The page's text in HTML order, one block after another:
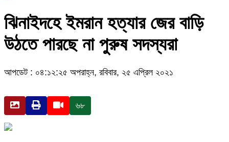
ঝিনাইদহে ইমরান হত্যার জের বাড়ি
উঠতে পারছে না পুরুষ সদস্যরা
আপডেট : ০৪:১২:২৫ অপরাহ্ন, রবিবার, ২৫ এপ্রিল ২০২১
৬৮